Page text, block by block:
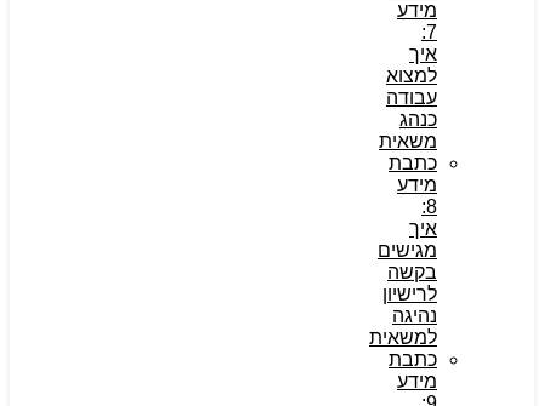
מידע
7:
איך
למצוא
עבודה
כנהג
משאית
כתבת
מידע
8:
איך
מגישים
בקשה
לרישיון
נהיגה
למשאית
כתבת
מידע